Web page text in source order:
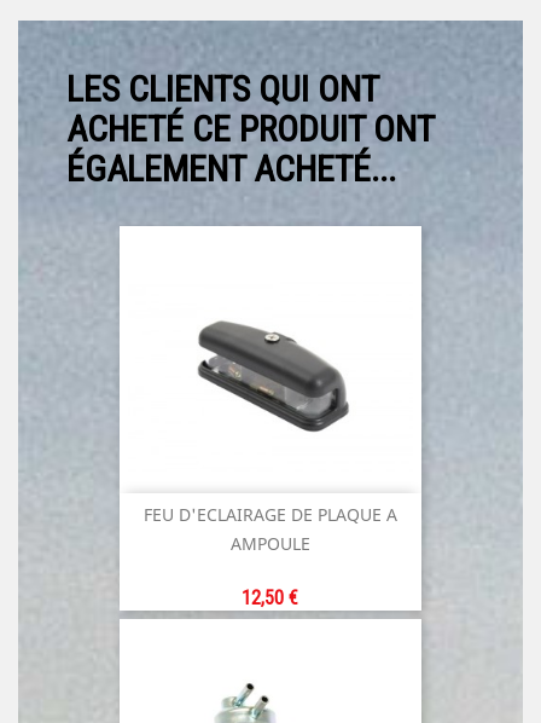
LES CLIENTS QUI ONT
ACHETÉ CE PRODUIT ONT
ÉGALEMENT ACHETÉ...
FEU D'ECLAIRAGE DE PLAQUE A
AMPOULE
Prix
12,50 €